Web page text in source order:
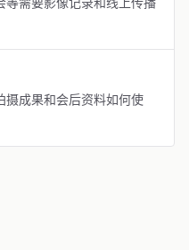
摄成果和会后资料如何使